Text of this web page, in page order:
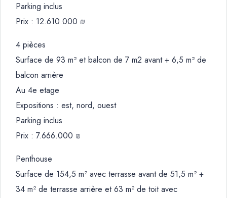
Parking inclus
Prix : 12.610.000 ₪
4 pièces
Surface de 93 m² et balcon de 7 m2 avant + 6,5 m² de
balcon arrière
Au 4e etage
Expositions : est, nord, ouest
Parking inclus
Prix : 7.666.000 ₪
Penthouse
Surface de 154,5 m² avec terrasse avant de 51,5 m² +
34 m² de terrasse arrière et 63 m² de toit avec